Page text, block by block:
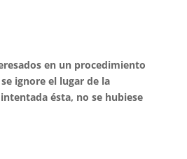
en un procedimiento
ignore el lugar de la
ésta, no se hubiese